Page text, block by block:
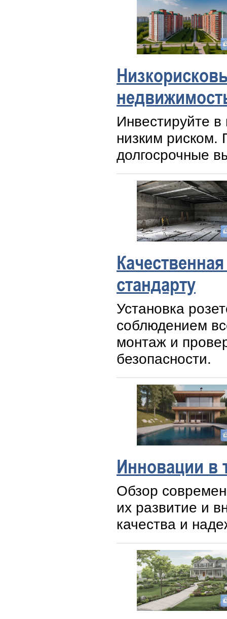
Инвестируйте
низким риском.
долгосрочные
стандарту
Установка
соблюдением
монтаж и
безопасности.
Инновации в
Обзор
их развитие и
качества и